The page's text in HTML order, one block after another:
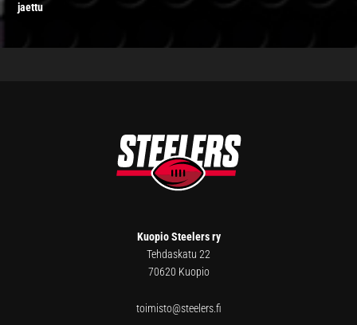
jaettu
Kuopio Steelers ry
Tehdaskatu 22
70620 Kuopio
toimisto@steelers.fi